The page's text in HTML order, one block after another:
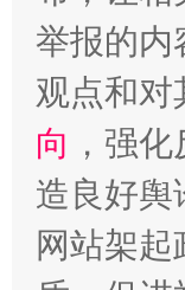
举报的内
观点和对
向 ，强
造良好舆
网站架